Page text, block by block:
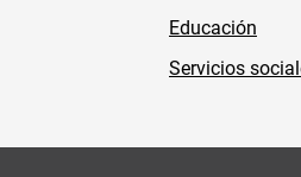
Educación
Servicios